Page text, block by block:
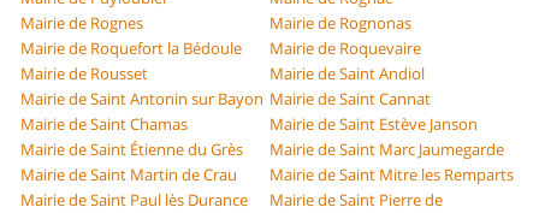
Mairie de Rognes
Mairie de Rognonas
Mairie de Roquefort la Bédoule
Mairie de Roquevaire
Mairie de Rousset
Mairie de Saint Andiol
Mairie de Saint Antonin sur Bayon Mairie de Saint Cannat
Mairie de Saint Chamas
Mairie de Saint Estève Janson
Mairie de Saint Étienne du Grès
Mairie de Saint Marc Jaumegarde
Mairie de Saint Martin de Crau
Mairie de Saint Mitre les Remparts
Mairie de Saint Paul lès Durance
Mairie de Saint Pierre de